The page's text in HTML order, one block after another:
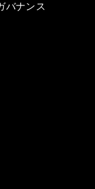
バナンス